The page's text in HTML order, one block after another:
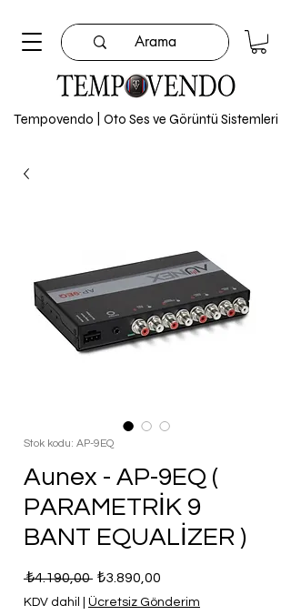
Tempovendo | Oto Ses ve Görüntü Sistemleri
Stok kodu: AP-9EQ
Aunex - AP-9EQ (
PARAMETRİK 9
BANT EQUALİZER )
₺4.190,00 Normal
₺3.890,00
KDV dahil Ücretsiz Gönderim